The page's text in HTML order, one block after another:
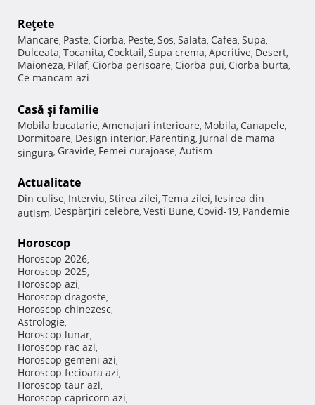
Reţete
Mancare, Paste, Ciorba, Peste, Sos, Salata, Cafea, Supa,
Dulceata, Tocanita, Cocktail, Supa crema, Aperitive, Desert,
Maioneza, Pilaf, Ciorba perisoare, Ciorba pui, Ciorba burta,
Ce mancam azi
Casă şi familie
Mobila bucatarie, Amenajari interioare, Mobila, Canapele,
Dormitoare, Design interior, Parenting, Jurnal de mama
singura, Gravide, Femei curajoase, Autism
Actualitate
Din culise, Interviu, Stirea zilei, Tema zilei, Iesirea din
autism, Despărţiri celebre, Vesti Bune, Covid-19, Pandemie
Horoscop
Horoscop 2026,
Horoscop 2025,
Horoscop azi,
Horoscop dragoste,
Horoscop chinezesc,
Astrologie,
Horoscop lunar,
Horoscop rac azi,
Horoscop gemeni azi,
Horoscop fecioara azi,
Horoscop taur azi,
Horoscop capricorn azi,